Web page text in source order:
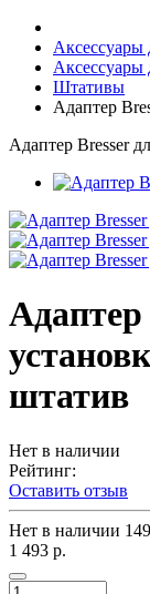
Аксессуары
Аксессуары
Штативы
Адаптер
Адаптер Bresser
Адаптер
штатив
Нет в наличии
Рейтинг:
Оставить отзыв
Нет в наличии
1 493 р.